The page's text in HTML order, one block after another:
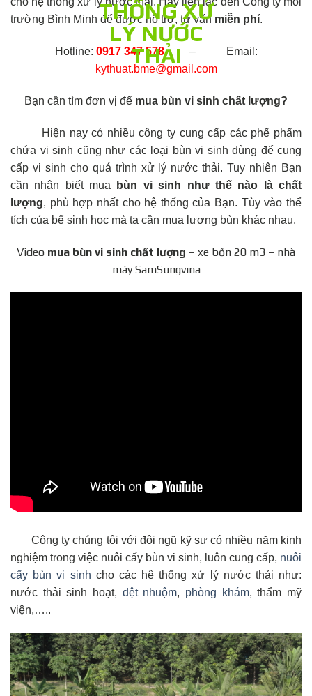
trường Bình Minh để được hỗ trợ, tư vấn miễn phí.
Hotline: 0917 347 578– Email:
kythuat.bme@gmail.com
Bạn cần tìm đơn vị để mua bùn vi sinh chất lượng?
Hiện nay có nhiều công ty cung cấp các phế phẩm
chứa vi sinh cũng như các loại bùn vi sinh dùng để cung
cấp vi sinh cho quá trình xử lý nước thải. Tuy nhiên Bạn
cần nhận biết mua
bùn vi sinh như thế nào là chất
lượng, phù hợp nhất cho hệ thống của Bạn. Tùy vào thể
tích của bể sinh học mà ta cần mua lượng bùn khác nhau.
Video mua bùn vi sinh chất lượng – xe bồn 20 m3 – nhà
máy SamSungvina
Công ty chúng tôi với đội ngũ kỹ sư có nhiều năm kinh
nghiệm trong việc nuôi cấy bùn vi sinh, luôn cung cấp, nuôi
cấy bùn vi sinh cho các hệ thống xử lý nước thải như:
nước thải sinh hoạt, dệt nhuộm, phòng khám, thẩm mỹ
viện,…..